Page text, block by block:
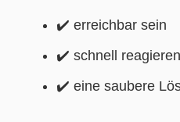
✔️ erreichbar sein
✔️ schnell reagieren
✔️ eine saubere